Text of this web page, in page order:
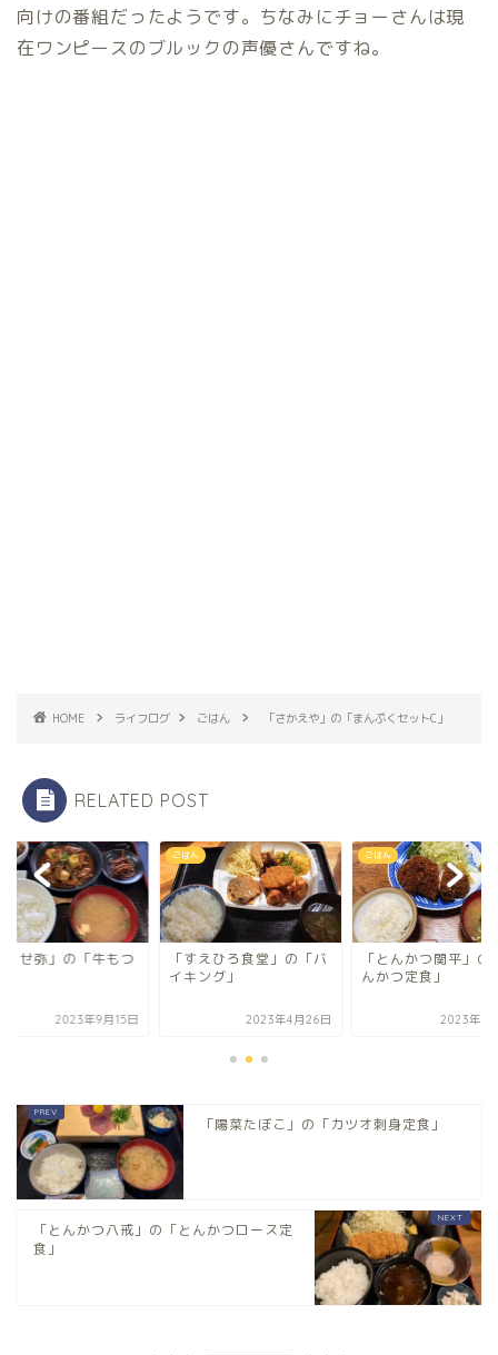
向けの番組だったようです。ちなみにチョーさんは現
在ワンピースのブルックの声優さんですね。
HOME ライフログ ごはん 「さかえや」の「まんぷくセットC」
RELATED POST
弥」の「牛もつ
2023年9月15日
ごはん
「すえひろ食堂」の「バ
イキング」
2023年4月26日
ごはん
「とんかつ関平」の「と
んかつ定食」
2023年4月13
「陽菜たぼこ」の「カツオ刺身定食」
「とんかつ八戒」の「とんかつロース定
食」